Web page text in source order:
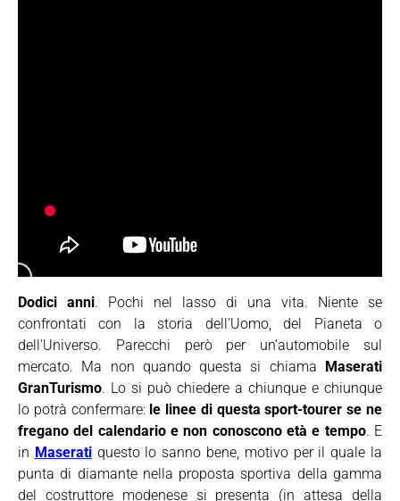
Dodici anni. Pochi nel lasso di una vita. Niente se
confrontati con la storia dell’Uomo, del Pianeta o
dell’Universo. Parecchi però per un’automobile sul
mercato. Ma non quando questa si chiama Maserati
GranTurismo. Lo si può chiedere a chiunque e chiunque
lo potrà confermare: le linee di questa sport-tourer se ne
fregano del calendario e non conoscono età e tempo. E
in Maseratiquesto lo sanno bene, motivo per il quale la
punta di diamante nella proposta sportiva della gamma
del costruttore modenese si presenta (in attesa della